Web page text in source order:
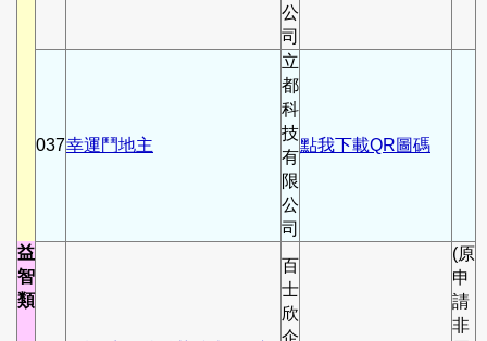
公
司
037幸運鬥地主
立
都
科
技
有
限
公
司
點我下載QR圖碼
益
智
類
百
士
欣
企
(原
申
請
非